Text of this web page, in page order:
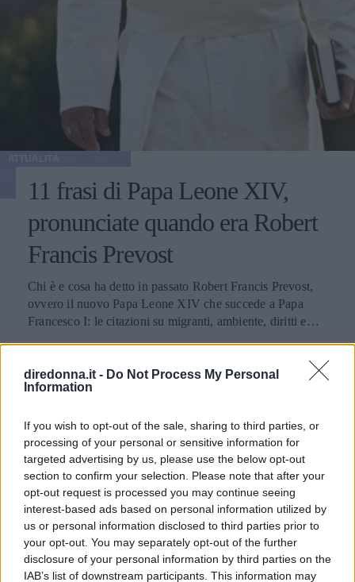
diredonna.it - Do Not Process My Personal
Information
If you wish to opt-out of the sale, sharing to third parties, or
processing of your personal or sensitive information for
targeted advertising by us, please use the below opt-out
section to confirm your selection. Please note that after your
opt-out request is processed you may continue seeing
interest-based ads based on personal information utilized by
us or personal information disclosed to third parties prior to
your opt-out. You may separately opt-out of the further
disclosure of your personal information by third parties on the
IAB’s list of downstream participants. This information may
11 frasi di Papa Leone XIV,
pronunciate quando era Robert
Francis Prevost
Chi è e cosa ha detto in passato Robert Francis Prevost,
ovvero il nuovo Papa Leone XIV che succede a Papa
Francesco I: le citazioni su migranti, ambiente, diritti e